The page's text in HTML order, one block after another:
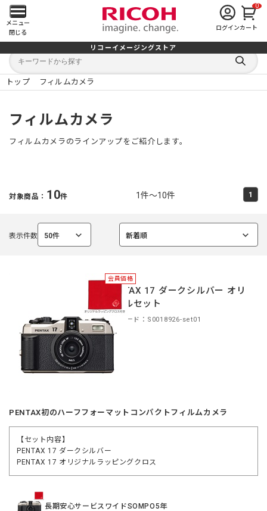
メ
イ
ン
メ
ニ
ュ
を
く
メニュー
閉じる
ログイン
0
カート
リコーイメージングストア
キ
ワ
ー
キ
検
索
る
トップ フィルムカメラ
フィルムカメラ
フィルムカメラのラインアップをご紹介します。
対象商品： 10件 1件～10件 1
表示件数 50件
選
新着順
選
会員価格
PENTAX 17 ダークシルバー オリ
ジナルセット
商品コード：S0018926-set01
PENTAX初のハーフフォーマットコンパクトフィルムカメラ
【セット内容】
PENTAX 17 ダークシルバー
PENTAX 17 オリジナルラッピングクロス
長期安心サービスワイドSOMPO5年